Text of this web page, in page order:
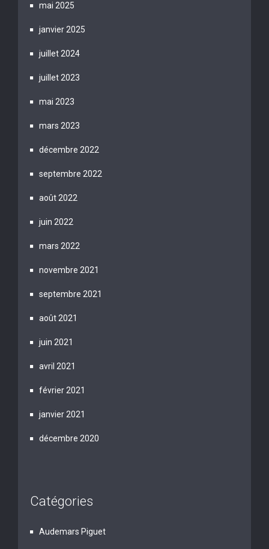
mai 2025
janvier 2025
juillet 2024
juillet 2023
mai 2023
mars 2023
décembre 2022
septembre 2022
août 2022
juin 2022
mars 2022
novembre 2021
septembre 2021
août 2021
juin 2021
avril 2021
février 2021
janvier 2021
décembre 2020
Catégories
Audemars Piguet